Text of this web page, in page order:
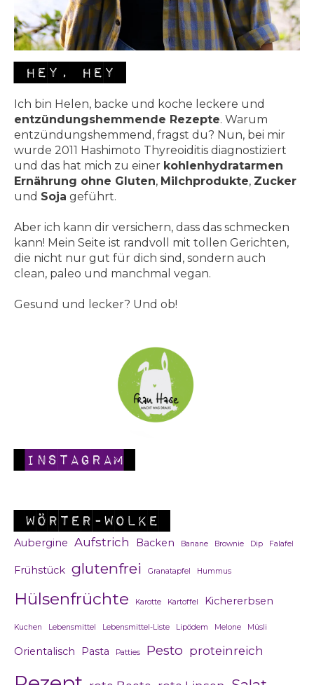
Hey, Hey
Ich bin Helen, backe und koche leckere und
entzündungshemmende Rezepte. Warum
entzündungshemmend, fragst du? Nun, bei mir
wurde 2011 Hashimoto Thyreoiditis diagnostiziert
und das hat mich zu einer kohlenhydratarmen
Ernährung ohne Gluten, Milchprodukte, Zucker
und Soja geführt.
Aber ich kann dir versichern, dass das schmecken
kann! Mein Seite ist randvoll mit tollen Gerichten,
die nicht nur gut für dich sind, sondern auch
clean, paleo und manchmal vegan.
Gesund und lecker? Und ob!
Instagram
Wörter-Wolke
Aubergine Aufstrich Backen Banane Brownie Dip Falafel
Frühstück glutenfrei Granatapfel Hummus
Hülsenfrüchte Karotte Kartoffel Kichererbsen
Kuchen Lebensmittel Lebensmittel-Liste Lipödem Melone Müsli
Orientalisch Pasta Patties Pesto proteinreich